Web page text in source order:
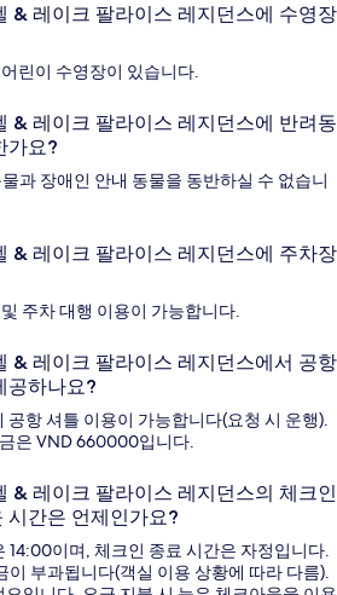
& 레이크 팔라이스 레지던스에 수영장
린이 수영장이 있습니다.
& 레이크 팔라이스 레지던스에 반려동
가요?
과 장애인 안내 동물을 동반하실 수 없습니
& 레이크 팔라이스 레지던스에 주차장
주차 대행 이용이 가능합니다.
& 레이크 팔라이스 레지던스에서 공항
공하나요?
항 셔틀 이용이 가능합니다(요청 시 운행).
은 VND 660000입니다.
& 레이크 팔라이스 레지던스의 체크인
시간은 언제인가요?
14:00이며, 체크인 종료 시간은 자정입니다.
이 부과됩니다(객실 이용 상황에 따라 다름).